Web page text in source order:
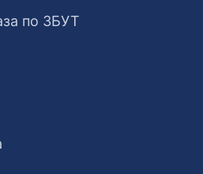
по ЗБУТ